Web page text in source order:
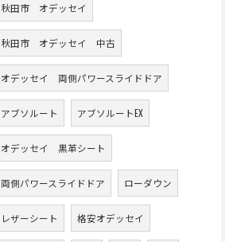
秋田市 オデッセイ
秋田市 オデッセイ 中古
オデッセイ 両側パワースライドドア
アブソルート アブソルートEX
オデッセイ 黒革シート
両側パワースライドドア ローダウン
レザーシート 格安オデッセイ